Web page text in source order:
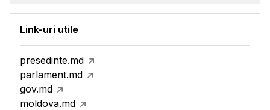
Link-uri utile
presedinte.md
parlament.md
gov.md
moldova.md